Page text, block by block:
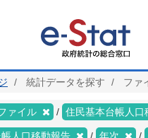
統計データを探す ファ
ァイル 住民基本台帳人口